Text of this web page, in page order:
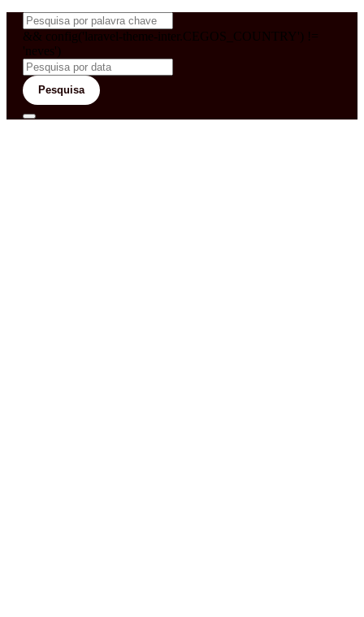
&& config('laravel-theme-inter.CEGOS_COUNTRY') !=
'neves')
Pesquisa